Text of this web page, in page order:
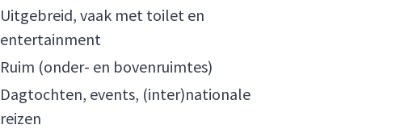
Uitgebreid, vaak met toilet en
entertainment
Ruim (onder- en bovenruimtes)
Dagtochten, events, (inter)nationale
reizen